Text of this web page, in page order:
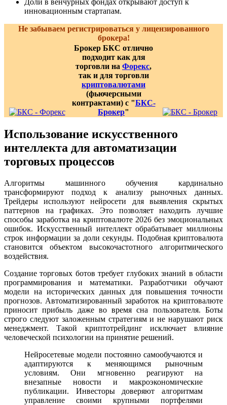
Доли в венчурных фондах открывают доступ к
инновационным стартапам.
Не забываем регистрироваться у лицензированного
брокера!
Брокер БКС отлично
подходит как для
торговли на Форекс,
так и для торговли
криптовалютами
(фьючерсными
контрактами) с "БКС-
Брокер"
Использование искусственного
интеллекта для автоматизации
торговых процессов
Алгоритмы машинного обучения кардинально
трансформируют подход к анализу рыночных данных.
Трейдеры используют нейросети для выявления скрытых
паттернов на графиках. Это позволяет находить лучшие
способы заработка на криптовалюте 2026 без эмоциональных
ошибок. Искусственный интеллект обрабатывает миллионы
строк информации за доли секунды. Подобная криптовалюта
становится объектом высокочастотного алгоритмического
воздействия.
Создание торговых ботов требует глубоких знаний в области
программирования и математики. Разработчики обучают
модели на исторических данных для повышения точности
прогнозов. Автоматизированный заработок на криптовалюте
приносит прибыль даже во время сна пользователя. Боты
строго следуют заложенным стратегиям и не нарушают риск
менеджмент. Такой криптотрейдинг исключает влияние
человеческой психологии на принятие решений.
Нейросетевые модели постоянно самообучаются и
адаптируются к меняющимся рыночным
условиям. Они мгновенно реагируют на
внезапные новости и макроэкономические
публикации. Инвесторы доверяют алгоритмам
управление своими крупными портфелями